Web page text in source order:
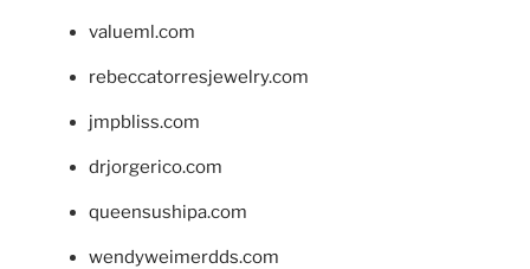
valueml.com
rebeccatorresjewelry.com
jmpbliss.com
drjorgerico.com
queensushipa.com
wendyweimerdds.com